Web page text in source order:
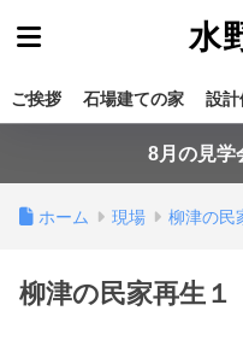
水
ご挨拶 石場建ての家 設計
8月の見学
ホーム 現場 柳津の民
柳津の民家再生１